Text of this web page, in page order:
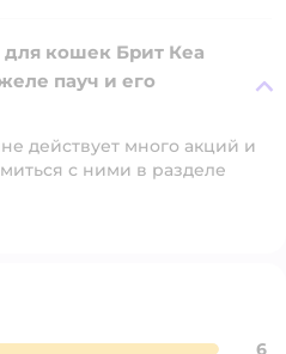
кошек Брит Кеа
пауч и его
действует много акций и
с ними в разделе
6